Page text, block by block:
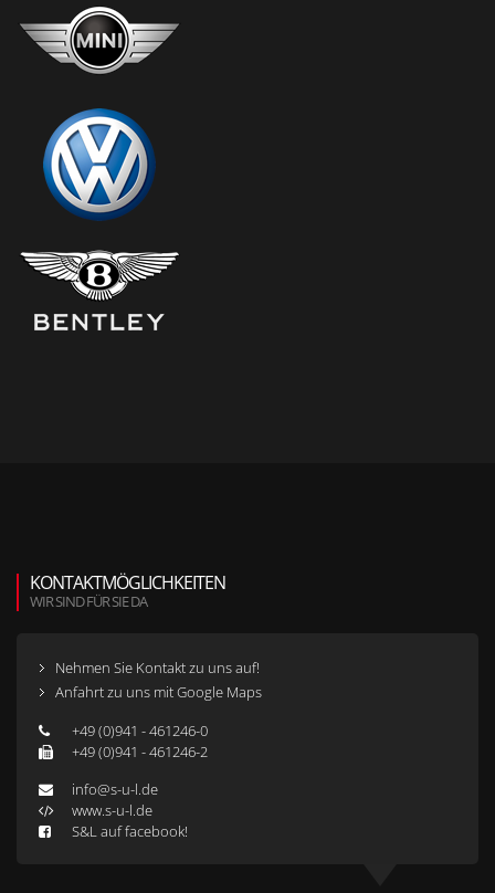
KONTAKTMÖGLICHKEITEN
WIR SIND FÜR SIE DA
Nehmen Sie Kontakt zu uns auf!
Anfahrt zu uns mit Google Maps
+49 (0)941 - 461246-0
+49 (0)941 - 461246-2
info@s-u-l.de
www.s-u-l.de
S&L auf facebook!